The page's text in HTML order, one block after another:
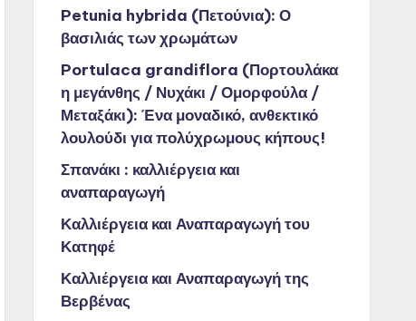
Petunia hybrida (Πετούνια): Ο
βασιλιάς των χρωμάτων
Portulaca grandiflora (Πορτουλάκα
η μεγάνθης / Νυχάκι / Ομορφούλα /
Μεταξάκι): Ένα μοναδικό, ανθεκτικό
λουλούδι για πολύχρωμους κήπους!
Σπανάκι : καλλιέργεια και
αναπαραγωγή
Καλλιέργεια και Αναπαραγωγή του
Κατηφέ
Καλλιέργεια και Αναπαραγωγή της
Βερβένας